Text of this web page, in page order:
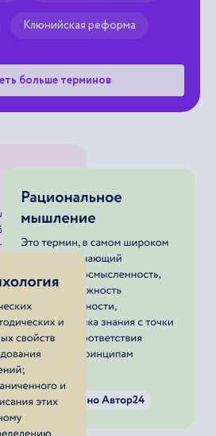
Клюнийская реформа
больше терминов